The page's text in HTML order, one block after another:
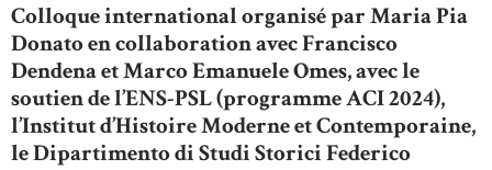
Colloque international organisé par Maria Pia
Donato en collaboration avec Francisco
Dendena et Marco Emanuele Omes, avec le
soutien de l’ENS-PSL (programme ACI 2024),
l’Institut d’Histoire Moderne et Contemporaine,
le Dipartimento di Studi Storici Federico